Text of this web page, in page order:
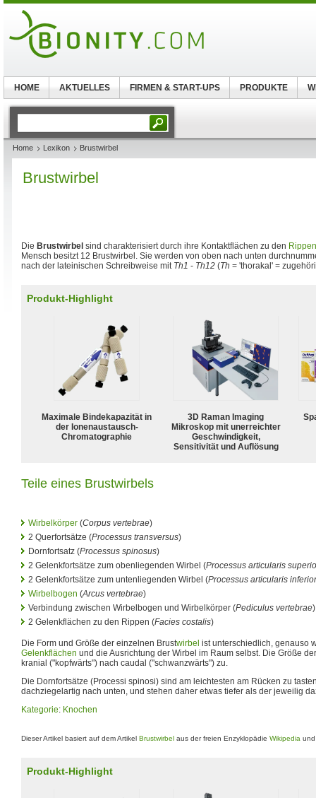
Home Lexikon Brustwirbel
Brustwirbel
Die Brustwirbel sind charakterisiert durch ihre Kontaktflächen zu den Rippen
Mensch besitzt 12 Brustwirbel. Sie werden von oben nach unten
nach der lateinischen Schreibweise mit Th1 - Th12 (Th = 'thorakal' =
Produkt-Highlight
Maximale Bindekapazität in
der Ionenaustausch-
Chromatographie
3D Raman Imaging
Mikroskop mit unerreichter
Geschwindigkeit,
Sensitivität und Auflösung
Teile eines Brustwirbels
Wirbelkörper (Corpus vertebrae)
2 Querfortsätze (Processus transversus)
Dornfortsatz (Processus spinosus)
2 Gelenkfortsätze zum obenliegenden Wirbel (Processus articularis
2 Gelenkfortsätze zum untenliegenden Wirbel (Processus articularis inferior
Wirbelbogen (Arcus vertebrae)
Verbindung zwischen Wirbelbogen und Wirbelkörper (Pediculus vertebrae)
2 Gelenkflächen zu den Rippen (Facies costalis)
Die Form und Größe der einzelnen Brustwirbel ist unterschiedlich, genauso
Gelenkflächen und die Ausrichtung der Wirbel im Raum selbst. Die Größe
kranial ("kopfwärts") nach caudal ("schwanzwärts") zu.
Die Dornfortsätze (Processi spinosi) sind am leichtesten am Rücken zu
dachziegelartig nach unten, und stehen daher etwas tiefer als der jeweilig
Kategorie: Knochen
Dieser Artikel basiert auf dem Artikel Brustwirbel aus der freien Enzyklopädie Wikipedia
Produkt-Highlight
HOME AKTUELLES FIRMEN & START-UPS PRODUKTE